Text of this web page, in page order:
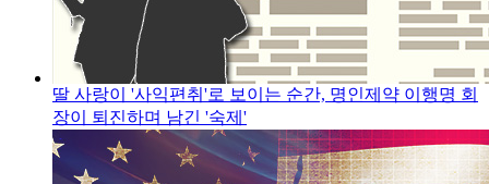
딸 사랑이 '사익편취'로 보이는 순간, 명인제약 이행명 회
장이 퇴진하며 남긴 '숙제'